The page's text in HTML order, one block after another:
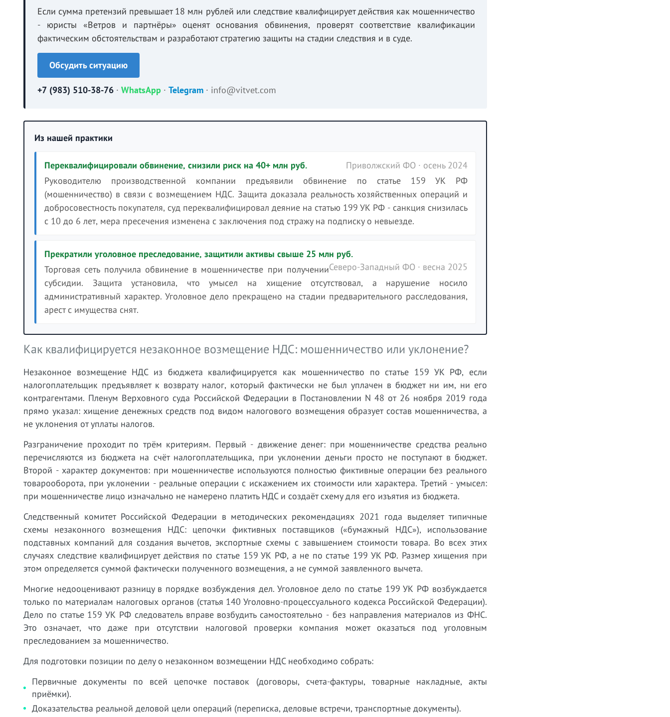
Если сумма претензий превышает 18 млн рублей или следствие квалифицирует действия как мошенничество
- юристы «Ветров и партнёры» оценят основания обвинения, проверят соответствие квалификации
фактическим обстоятельствам и разработают стратегию защиты на стадии следствия и в суде.
Обсудить ситуацию
+7 (983) 510-38-76 · WhatsApp · Telegram · info@vitvet.com
Из нашей практики
Переквалифицировали обвинение, снизили риск на 40+ млн руб.
Приволжский ФО · осень 2024
Руководителю производственной компании предъявили обвинение по статье 159 УК РФ
(мошенничество) в связи с возмещением НДС. Защита доказала реальность хозяйственных операций и
добросовестность покупателя, суд переквалифицировал деяние на статью 199 УК РФ - санкция снизилась
с 10 до 6 лет, мера пресечения изменена с заключения под стражу на подписку о невыезде.
Прекратили уголовное преследование, защитили активы свыше 25 млн руб.
Северо-Западный ФО · весна 2025
Торговая сеть получила обвинение в мошенничестве при получении
субсидии. Защита установила, что умысел на хищение отсутствовал, а нарушение носило
административный характер. Уголовное дело прекращено на стадии предварительного расследования,
арест с имущества снят.
Как квалифицируется незаконное возмещение НДС: мошенничество или уклонение?
Незаконное возмещение НДС из бюджета квалифицируется как мошенничество по статье 159 УК РФ, если
налогоплательщик предъявляет к возврату налог, который фактически не был уплачен в бюджет ни им, ни его
контрагентами. Пленум Верховного суда Российской Федерации в Постановлении N 48 от 26 ноября 2019 года
прямо указал: хищение денежных средств под видом налогового возмещения образует состав мошенничества, а
не уклонения от уплаты налогов.
Разграничение проходит по трём критериям. Первый - движение денег: при мошенничестве средства реально
перечисляются из бюджета на счёт налогоплательщика, при уклонении деньги просто не поступают в бюджет.
Второй - характер документов: при мошенничестве используются полностью фиктивные операции без реального
товарооборота, при уклонении - реальные операции с искажением их стоимости или характера. Третий - умысел:
при мошенничестве лицо изначально не намерено платить НДС и создаёт схему для его изъятия из бюджета.
Следственный комитет Российской Федерации в методических рекомендациях 2021 года выделяет типичные
схемы незаконного возмещения НДС: цепочки фиктивных поставщиков («бумажный НДС»), использование
подставных компаний для создания вычетов, экспортные схемы с завышением стоимости товара. Во всех этих
случаях следствие квалифицирует действия по статье 159 УК РФ, а не по статье 199 УК РФ. Размер хищения при
этом определяется суммой фактически полученного возмещения, а не суммой заявленного вычета.
Многие недооценивают разницу в порядке возбуждения дел. Уголовное дело по статье 199 УК РФ возбуждается
только по материалам налоговых органов (статья 140 Уголовно-процессуального кодекса Российской Федерации).
Дело по статье 159 УК РФ следователь вправе возбудить самостоятельно - без направления материалов из ФНС.
Это означает, что даже при отсутствии налоговой проверки компания может оказаться под уголовным
преследованием за мошенничество.
Для подготовки позиции по делу о незаконном возмещении НДС необходимо собрать:
Первичные документы по всей цепочке поставок (договоры, счета-фактуры, товарные накладные, акты
приёмки).
Доказательства реальной деловой цели операций (переписка, деловые встречи, транспортные документы).